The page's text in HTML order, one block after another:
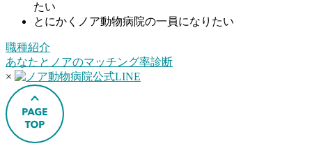
たい
とにかくノア動物病院の一員になりたい
職種紹介
あなたとノアのマッチング率診断
×